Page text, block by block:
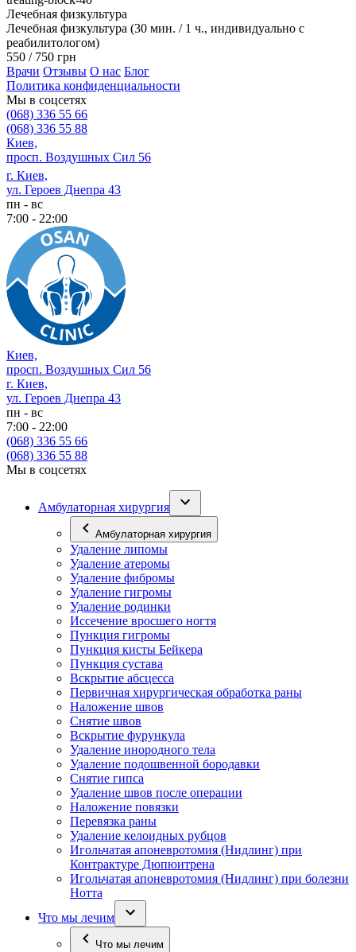
Лечебная физкультура
Лечебная физкультура (30 мин. / 1 ч., индивидуально с
реабилитологом)
550 / 750 грн
Врачи Отзывы О нас Блог
Политика конфиденциальности
Мы в соцсетях
(068) 336 55 66
(068) 336 55 88
Киев,
просп. Воздушных Сил 56
г. Киев,
ул. Героев Днепра 43
пн - вс
7:00 - 22:00
Киев,
просп. Воздушных Сил 56
г. Киев,
ул. Героев Днепра 43
пн - вс
7:00 - 22:00
(068) 336 55 66
(068) 336 55 88
Мы в соцсетях
Амбулаторная хирургия
Амбулаторная хирургия
Удаление липомы
Удаление атеромы
Удаление фибромы
Удаление гигромы
Удаление родинки
Иссечение вросшего ногтя
Пункция гигромы
Пункция кисты Бейкера
Пункция сустава
Вскрытие абсцесса
Первичная хирургическая обработка раны
Наложение швов
Снятие швов
Вскрытие фурункула
Удаление инородного тела
Удаление подошвенной бородавки
Снятие гипса
Удаление швов после операции
Наложение повязки
Перевязка раны
Удаление келоидных рубцов
Игольчатая апоневротомия (Нидлинг) при
Контрактуре Дюпюитрена
Игольчатая апоневротомия (Нидлинг) при болезни
Нотта
Что мы лечим
Что мы лечим